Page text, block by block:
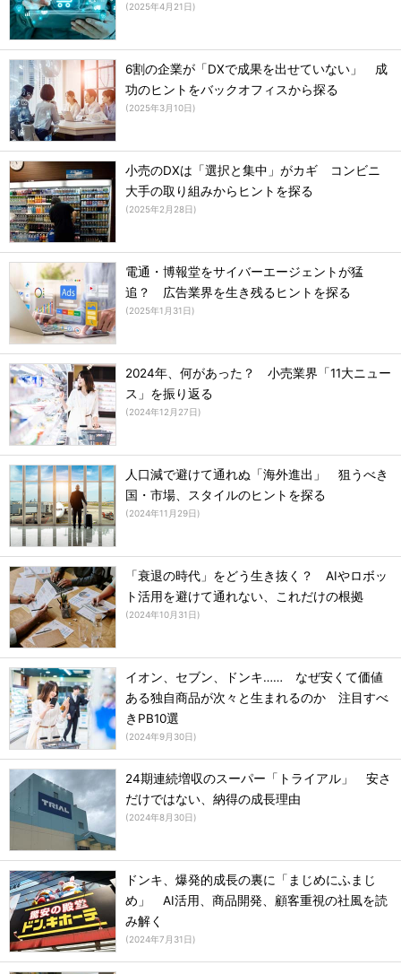
(2025年4月21日)
6割の企業が「DXで成果を出せていない」 成
功のヒントをバックオフィスから探る
(2025年3月10日)
小売のDXは「選択と集中」がカギ コンビニ
大手の取り組みからヒントを探る
(2025年2月28日)
電通・博報堂をサイバーエージェントが猛
追？ 広告業界を生き残るヒントを探る
(2025年1月31日)
2024年、何があった？ 小売業界「11大ニュー
ス」を振り返る
(2024年12月27日)
人口減で避けて通れぬ「海外進出」 狙うべき
国・市場、スタイルのヒントを探る
(2024年11月29日)
「衰退の時代」をどう生き抜く？ AIやロボッ
ト活用を避けて通れない、これだけの根拠
(2024年10月31日)
イオン、セブン、ドンキ…… なぜ安くて価値
ある独自商品が次々と生まれるのか 注目すべ
きPB10選
(2024年9月30日)
24期連続増収のスーパー「トライアル」 安さ
だけではない、納得の成長理由
(2024年8月30日)
ドンキ、爆発的成長の裏に「まじめにふまじ
め」 AI活用、商品開発、顧客重視の社風を読
み解く
(2024年7月31日)